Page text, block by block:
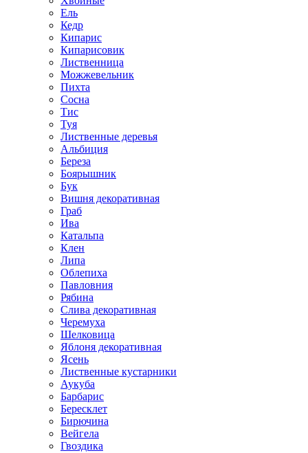
Ель
Кедр
Кипарис
Кипарисовик
Лиственница
Можжевельник
Пихта
Сосна
Тис
Туя
Лиственные деревья
Альбиция
Береза
Боярышник
Бук
Вишня декоративная
Граб
Ива
Катальпа
Клен
Липа
Облепиха
Павловния
Рябина
Слива декоративная
Черемуха
Шелковица
Яблоня декоративная
Ясень
Лиственные кустарники
Аукуба
Барбарис
Бересклет
Бирючина
Вейгела
Гвоздика